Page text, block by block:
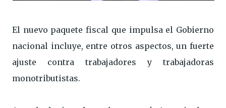
El nuevo paquete fiscal que impulsa el Gobierno
nacional incluye, entre otros aspectos, un fuerte
ajuste contra trabajadores y trabajadoras
monotributistas.